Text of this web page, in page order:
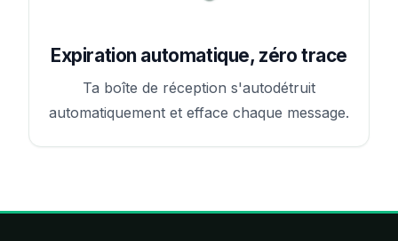
Expiration automatique, zéro trace
Ta boîte de réception s'autodétruit
automatiquement et efface chaque message.